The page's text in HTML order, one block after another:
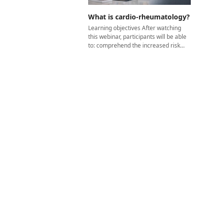
What is cardio-rheumatology?
Learning objectives After watching
this webinar, participants will be able
to: comprehend the increased risk…